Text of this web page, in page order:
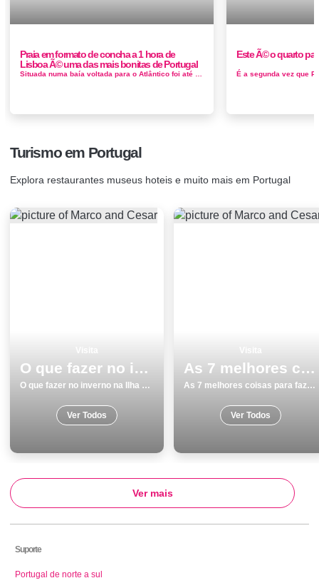
Praia em formato de concha a 1 hora de
Lisboa Ã© uma das mais bonitas de Portugal
Este Ã© o quarto
Turismo em Portugal
Explora restaurantes museus hoteis e muito mais em Portugal
O que fazer no inverno na Ilha Terceira os 15 melhores locais
O que fazer no inverno na Ilha Terceira os 15 melhores locais
Ver Todos
As 7 melhores coisas para fazer e visitar em Sines
As 7 melhores coisas para fazer e visitar em Sines
Ver Todos
Ver mais
Suporte
Portugal de norte a sul